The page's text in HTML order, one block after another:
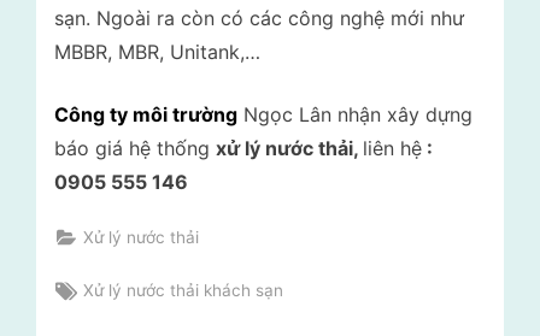
sạn. Ngoài ra còn có các công nghệ mới như
MBBR, MBR, Unitank,…
Công ty môi trường Ngọc Lân nhận xây dựng
báo giá hệ thống xử lý nước thải, liên hệ :
0905 555 146
Xử lý nước thải
Tags:
Xử lý nước thải khách sạn